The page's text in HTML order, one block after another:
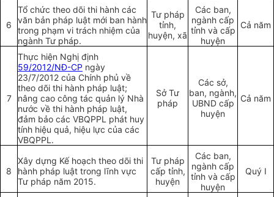
6
Tổ chức theo dõi thi hành các
văn bản pháp luật mới ban hành
trong phạm vi trách nhiệm của
ngành Tư pháp.
Tư pháp
tỉnh,
huyện, xã
Các ban,
ngành cấp
tỉnh và cấp
huyện
Cả năm
7
Thực hiện Nghị định
59/2012/NĐ-CP ngày
23/7/2012 của Chính phủ về
theo dõi thi hành pháp luật;
nâng cao công tác quản lý Nhà
nước về thi hành pháp luật,
đảm bảo các VBQPPL phát huy
tính hiệu quả, hiệu lực của các
VBQPPL.
Sở Tư
pháp
Các sở,
ban, ngành,
UBND cấp
huyện
Cả năm
8
Xây dựng Kế hoạch theo dõi thi
hành pháp luật trong lĩnh vực
Tư pháp năm 2015.
Tư pháp
cấp tỉnh,
huyện
Các ban,
ngành cấp
tỉnh và cấp
huyện
Quý I